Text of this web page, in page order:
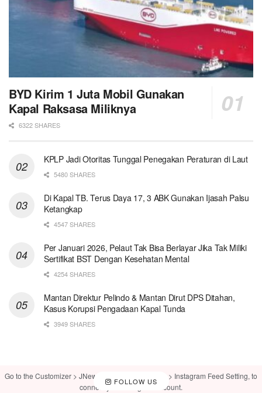
BYD Kirim 1 Juta Mobil Gunakan
Kapal Raksasa Miliknya
6322 SHARES
KPLP Jadi Otoritas Tunggal Penegakan Peraturan di Laut
5480 SHARES
Di Kapal TB. Terus Daya 17, 3 ABK Gunakan Ijasah Palsu
Ketangkap
4547 SHARES
Per Januari 2026, Pelaut Tak Bisa Berlayar Jika Tak Miliki
Sertifikat BST Dengan Kesehatan Mental
4254 SHARES
Mantan Direktur Pelindo & Mantan Dirut DPS Ditahan,
Kasus Korupsi Pengadaan Kapal Tunda
3949 SHARES
FOLLOW US
Go to the Customizer > JNews : Social, Like & View > Instagram Feed Setting, to
connect your Instagram account.